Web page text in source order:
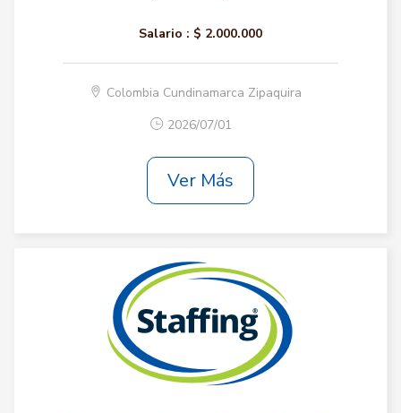
Salario : $ 2.000.000
Colombia Cundinamarca Zipaquira
2026/07/01
Ver Más